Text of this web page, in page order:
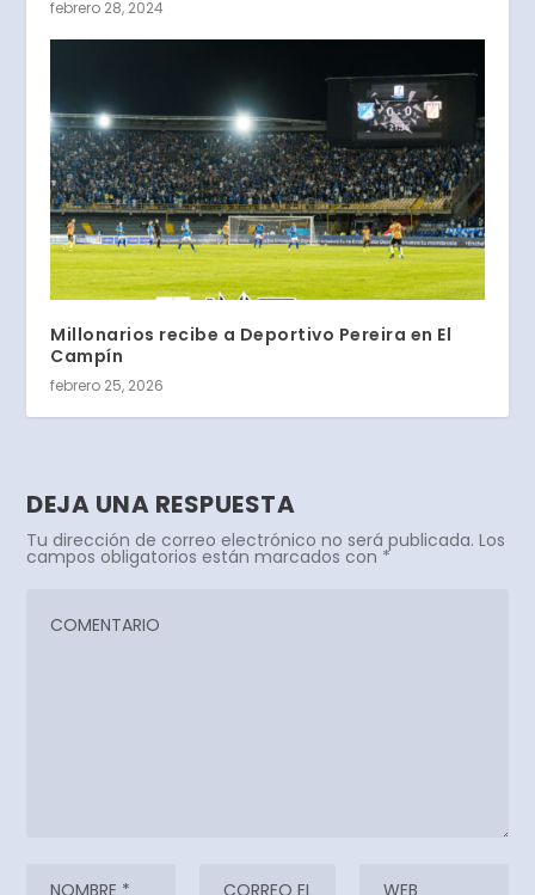
febrero 28, 2024
Millonarios recibe a Deportivo Pereira en El
Campín
febrero 25, 2026
DEJA UNA RESPUESTA
Tu dirección de correo electrónico no será publicada. Los
campos obligatorios están marcados con *